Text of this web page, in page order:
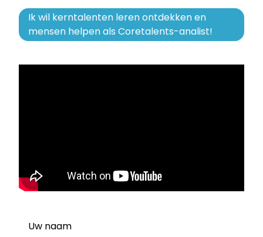
Ik wil kerntalenten leren ontdekken en
mensen helpen als Coretalents-analist!
Uw naam